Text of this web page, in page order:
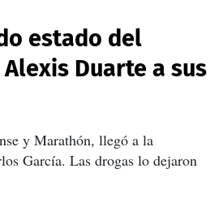
estado del
Duarte a sus
y Marathón, llegó a la
García. Las drogas lo dejaron